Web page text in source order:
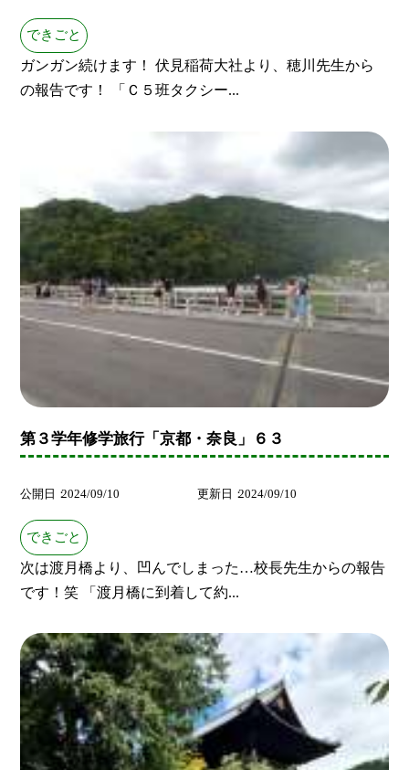
できごと
ガンガン続けます！ 伏見稲荷大社より、穂川先生から
の報告です！ 「Ｃ５班タクシー...
第３学年修学旅行「京都・奈良」６３
公開日 2024/09/10 更新日 2024/09/10
できごと
次は渡月橋より、凹んでしまった…校長先生からの報告
です！笑 「渡月橋に到着して約...